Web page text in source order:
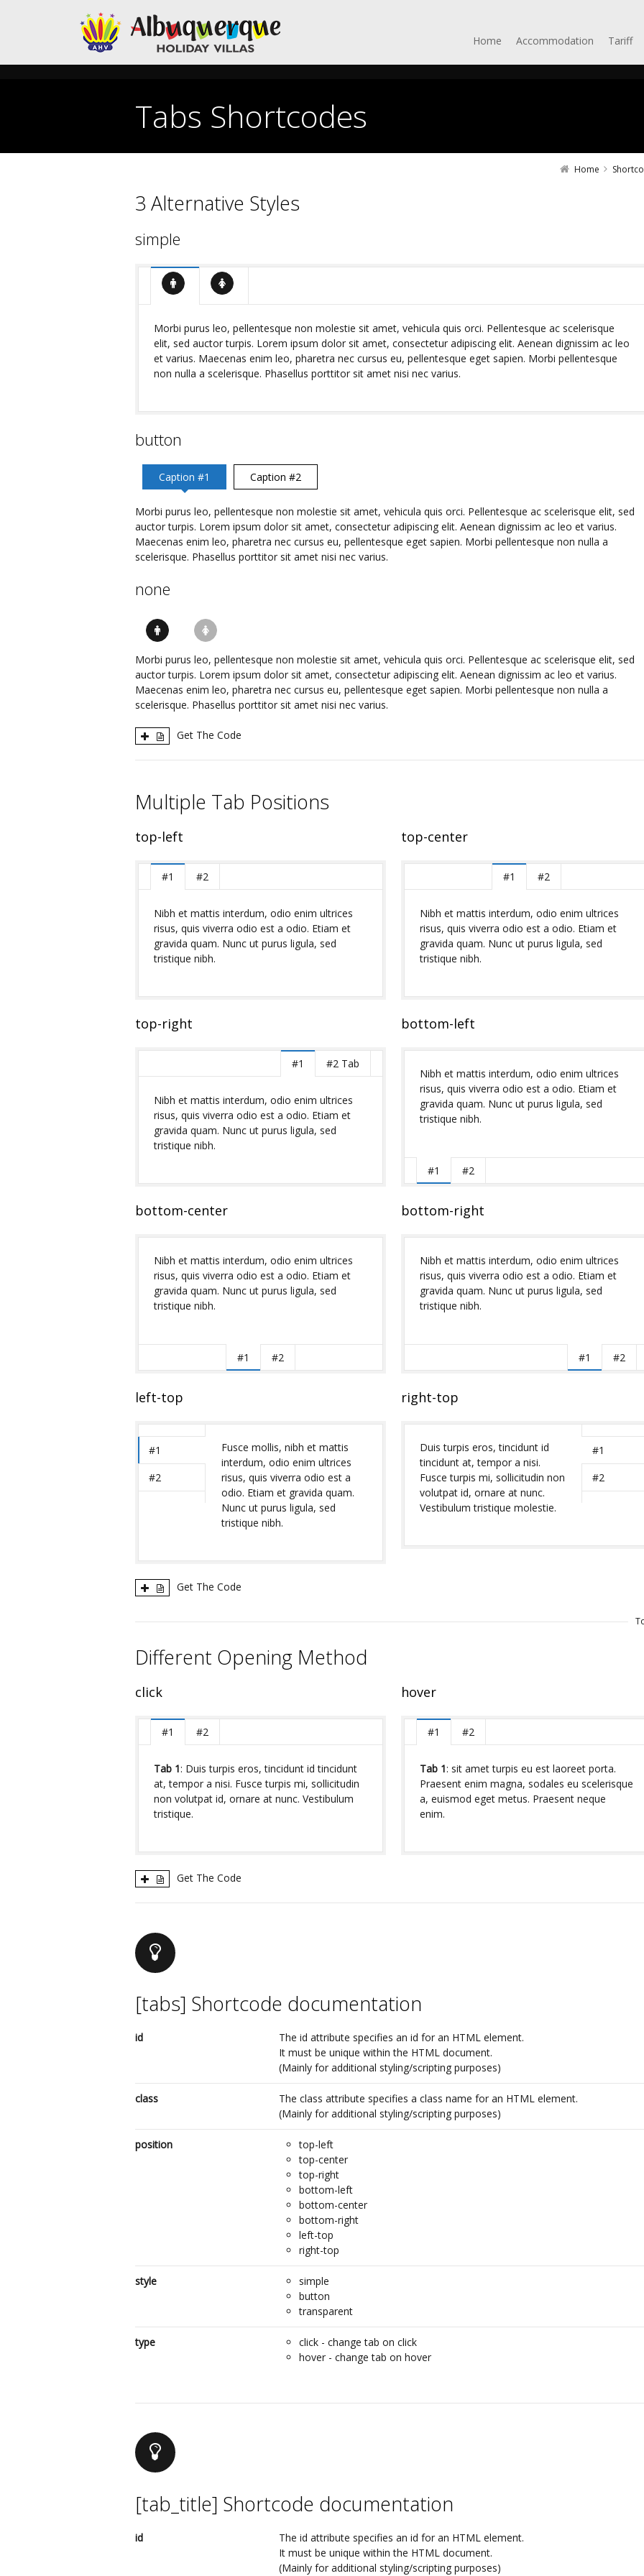
Home Accommodation Tariff
Tabs Shortcodes
Home
3 Alternative Styles
simple
Morbi purus leo, pellentesque non molestie sit amet, vehicula quis orci. Pellentesque ac scelerisque
elit, sed auctor turpis. Lorem ipsum dolor sit amet, consectetur adipiscing elit. Aenean dignissim ac leo
et varius. Maecenas enim leo, pharetra nec cursus eu, pellentesque eget sapien. Morbi pellentesque
non nulla a scelerisque. Phasellus porttitor sit amet nisi nec varius.
button
Caption #1 Caption #2
Morbi purus leo, pellentesque non molestie sit amet, vehicula quis orci. Pellentesque ac scelerisque elit, sed
auctor turpis. Lorem ipsum dolor sit amet, consectetur adipiscing elit. Aenean dignissim ac leo et varius.
Maecenas enim leo, pharetra nec cursus eu, pellentesque eget sapien. Morbi pellentesque non nulla a
scelerisque. Phasellus porttitor sit amet nisi nec varius.
none
Morbi purus leo, pellentesque non molestie sit amet, vehicula quis orci. Pellentesque ac scelerisque elit, sed
auctor turpis. Lorem ipsum dolor sit amet, consectetur adipiscing elit. Aenean dignissim ac leo et varius.
Maecenas enim leo, pharetra nec cursus eu, pellentesque eget sapien. Morbi pellentesque non nulla a
scelerisque. Phasellus porttitor sit amet nisi nec varius.
Get The Code
Multiple Tab Positions
top-left
#1 #2
Nibh et mattis interdum, odio enim ultrices
risus, quis viverra odio est a odio. Etiam et
gravida quam. Nunc ut purus ligula, sed
tristique nibh.
top-center
#1 #2
Nibh et mattis interdum, odio enim ultrices
risus, quis viverra odio est a odio. Etiam et
gravida quam. Nunc ut purus ligula, sed
tristique nibh.
top-right
#1 #2 Tab
Nibh et mattis interdum, odio enim ultrices
risus, quis viverra odio est a odio. Etiam et
gravida quam. Nunc ut purus ligula, sed
tristique nibh.
bottom-left
Nibh et mattis interdum, odio enim ultrices
risus, quis viverra odio est a odio. Etiam et
gravida quam. Nunc ut purus ligula, sed
tristique nibh.
#1 #2
bottom-center
Nibh et mattis interdum, odio enim ultrices
risus, quis viverra odio est a odio. Etiam et
gravida quam. Nunc ut purus ligula, sed
tristique nibh.
#1 #2
bottom-right
Nibh et mattis interdum, odio enim ultrices
risus, quis viverra odio est a odio. Etiam et
gravida quam. Nunc ut purus ligula, sed
tristique nibh.
#1 #2
left-top
#1
#2
Fusce mollis, nibh et mattis
interdum, odio enim ultrices
risus, quis viverra odio est a
odio. Etiam et gravida quam.
Nunc ut purus ligula, sed
tristique nibh.
right-top
#1
#2
Duis turpis eros, tincidunt id
tincidunt at, tempor a nisi.
Fusce turpis mi, sollicitudin non
volutpat id, ornare at nunc.
Vestibulum tristique molestie.
Get The Code
Different Opening Method
click
#1 #2
Tab 1: Duis turpis eros, tincidunt id tincidunt
at, tempor a nisi. Fusce turpis mi, sollicitudin
non volutpat id, ornare at nunc. Vestibulum
tristique.
hover
#1 #2
Tab 1: sit amet turpis eu est laoreet porta.
Praesent enim magna, sodales eu scelerisque
a, euismod eget metus. Praesent neque
enim.
Get The Code
[tabs] Shortcode documentation
id
The id attribute specifies an id for an HTML element.
It must be unique within the HTML document.
(Mainly for additional styling/scripting purposes)
class
The class attribute specifies a class name for an HTML element.
(Mainly for additional styling/scripting purposes)
position
top-left
top-center
top-right
bottom-left
bottom-center
bottom-right
left-top
right-top
style
simple
button
transparent
type click - change tab on click
hover - change tab on hover
[tab_title] Shortcode documentation
id
The id attribute specifies an id for an HTML element.
It must be unique within the HTML document.
(Mainly for additional styling/scripting purposes)